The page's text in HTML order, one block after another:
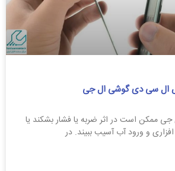
ال سی دی گوشی ال جی
ممکن است در اثر ضربه یا فشار بشکند یا
و ورود آب آسیب ببیند. در